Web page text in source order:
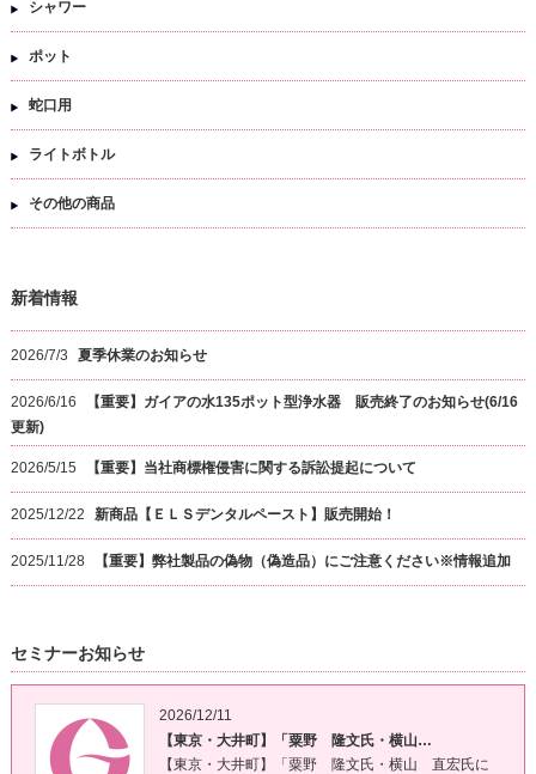
シャワー
ポット
蛇口用
ライトボトル
その他の商品
新着情報
2026/7/3 夏季休業のお知らせ
2026/6/16
【重要】ガイアの水135ポット型浄水器 販売終了のお知らせ(6/16
更新)
2026/5/15 【重要】当社商標権侵害に関する訴訟提起について
2025/12/22 新商品【ＥＬＳデンタルペースト】販売開始！
2025/11/28 【重要】弊社製品の偽物（偽造品）にご注意ください※情報追加
セミナーお知らせ
2026/12/11
【東京・大井町】「粟野 隆文氏・横山…
【東京・大井町】「粟野 隆文氏・横山 直宏氏に